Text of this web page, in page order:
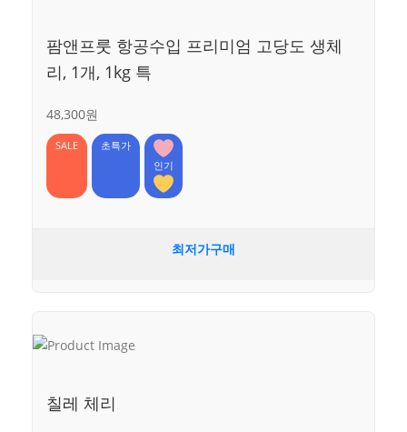
팜앤프룻 항공수입 프리미엄 고당도 생체
리, 1개, 1kg 특
48,300원
SALE
초특가
인기
최저가구매
칠레 체리